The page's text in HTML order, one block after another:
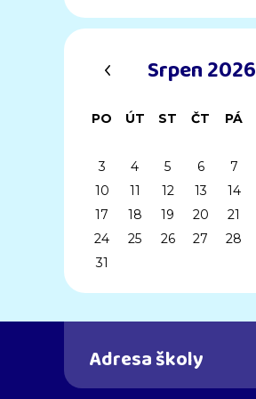
Srpen 2026
PO ÚT ST ČT PÁ
3
4 5 6 7
10
11 12 13 14
17
18 19 20 21
24
25 26 27 28
31
Adresa školy